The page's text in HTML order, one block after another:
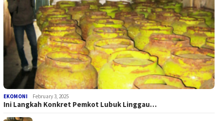
EKOMONI February 3, 2025
Ini Langkah Konkret Pemkot Lubuk Linggau…